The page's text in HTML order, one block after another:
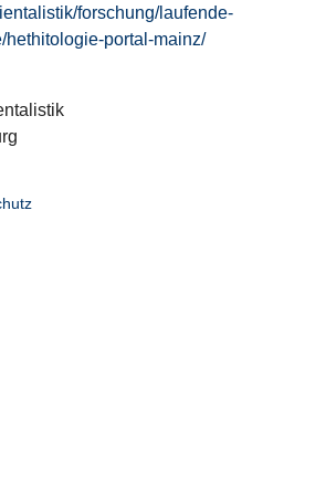
forschung/laufende-
hethitologie-portal-mainz/